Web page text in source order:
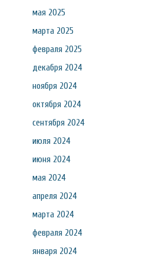
мая 2025
марта 2025
февраля 2025
декабря 2024
ноября 2024
октября 2024
сентября 2024
июля 2024
июня 2024
мая 2024
апреля 2024
марта 2024
февраля 2024
января 2024